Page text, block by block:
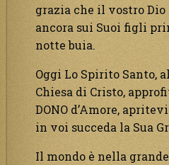
grazia che il vostro
ancora sui Suoi figli
notte buia.
Oggi Lo Spirito Santo,
Chiesa di Cristo,
DONO d’Amore,
in voi succeda la Sua
Il mondo è nella